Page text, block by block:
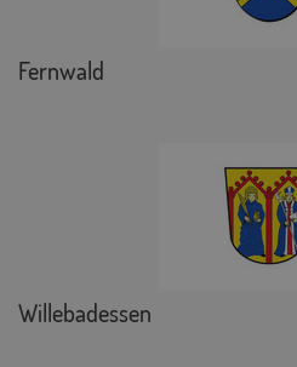
Fernwald
Willebadessen